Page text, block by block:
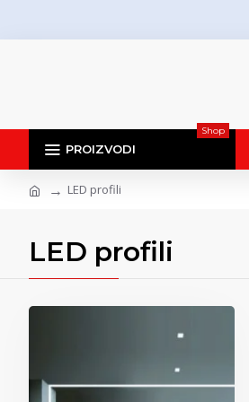
PROIZVODI
Shop
LED profili
LED profili